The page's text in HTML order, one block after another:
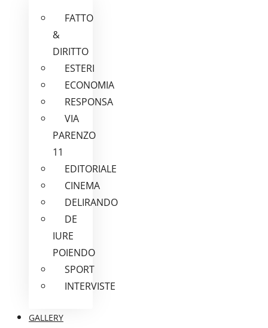
FATTO
&
DIRITTO
ESTERI
ECONOMIA
RESPONSA
VIA
PARENZO
11
EDITORIALE
CINEMA
DELIRANDO
DE
IURE
POIENDO
SPORT
INTERVISTE
GALLERY